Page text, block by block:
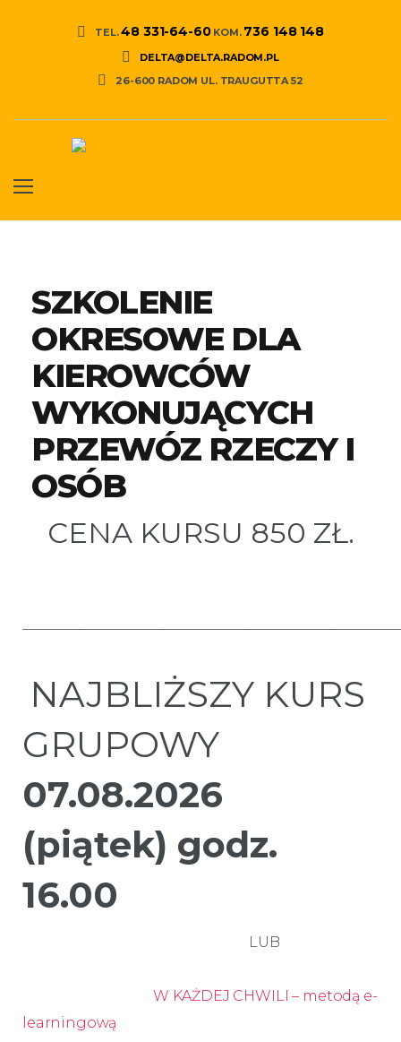
TEL.48 331-64-60KOM. 736 148 148
DELTA@DELTA.RADOM.PL
26-600 RADOM UL. TRAUGUTTA 52
SZKOLENIE
OKRESOWE DLA
KIEROWCÓW
WYKONUJĄCYCH
PRZEWÓZ RZECZY I
OSÓB
CENA KURSU 850 ZŁ.
NAJBLIŻSZY KURS
GRUPOWY
07.08.2026
(piątek) godz.
16.00
LUB
W KAŻDEJ CHWILI – metodą e-
learningową